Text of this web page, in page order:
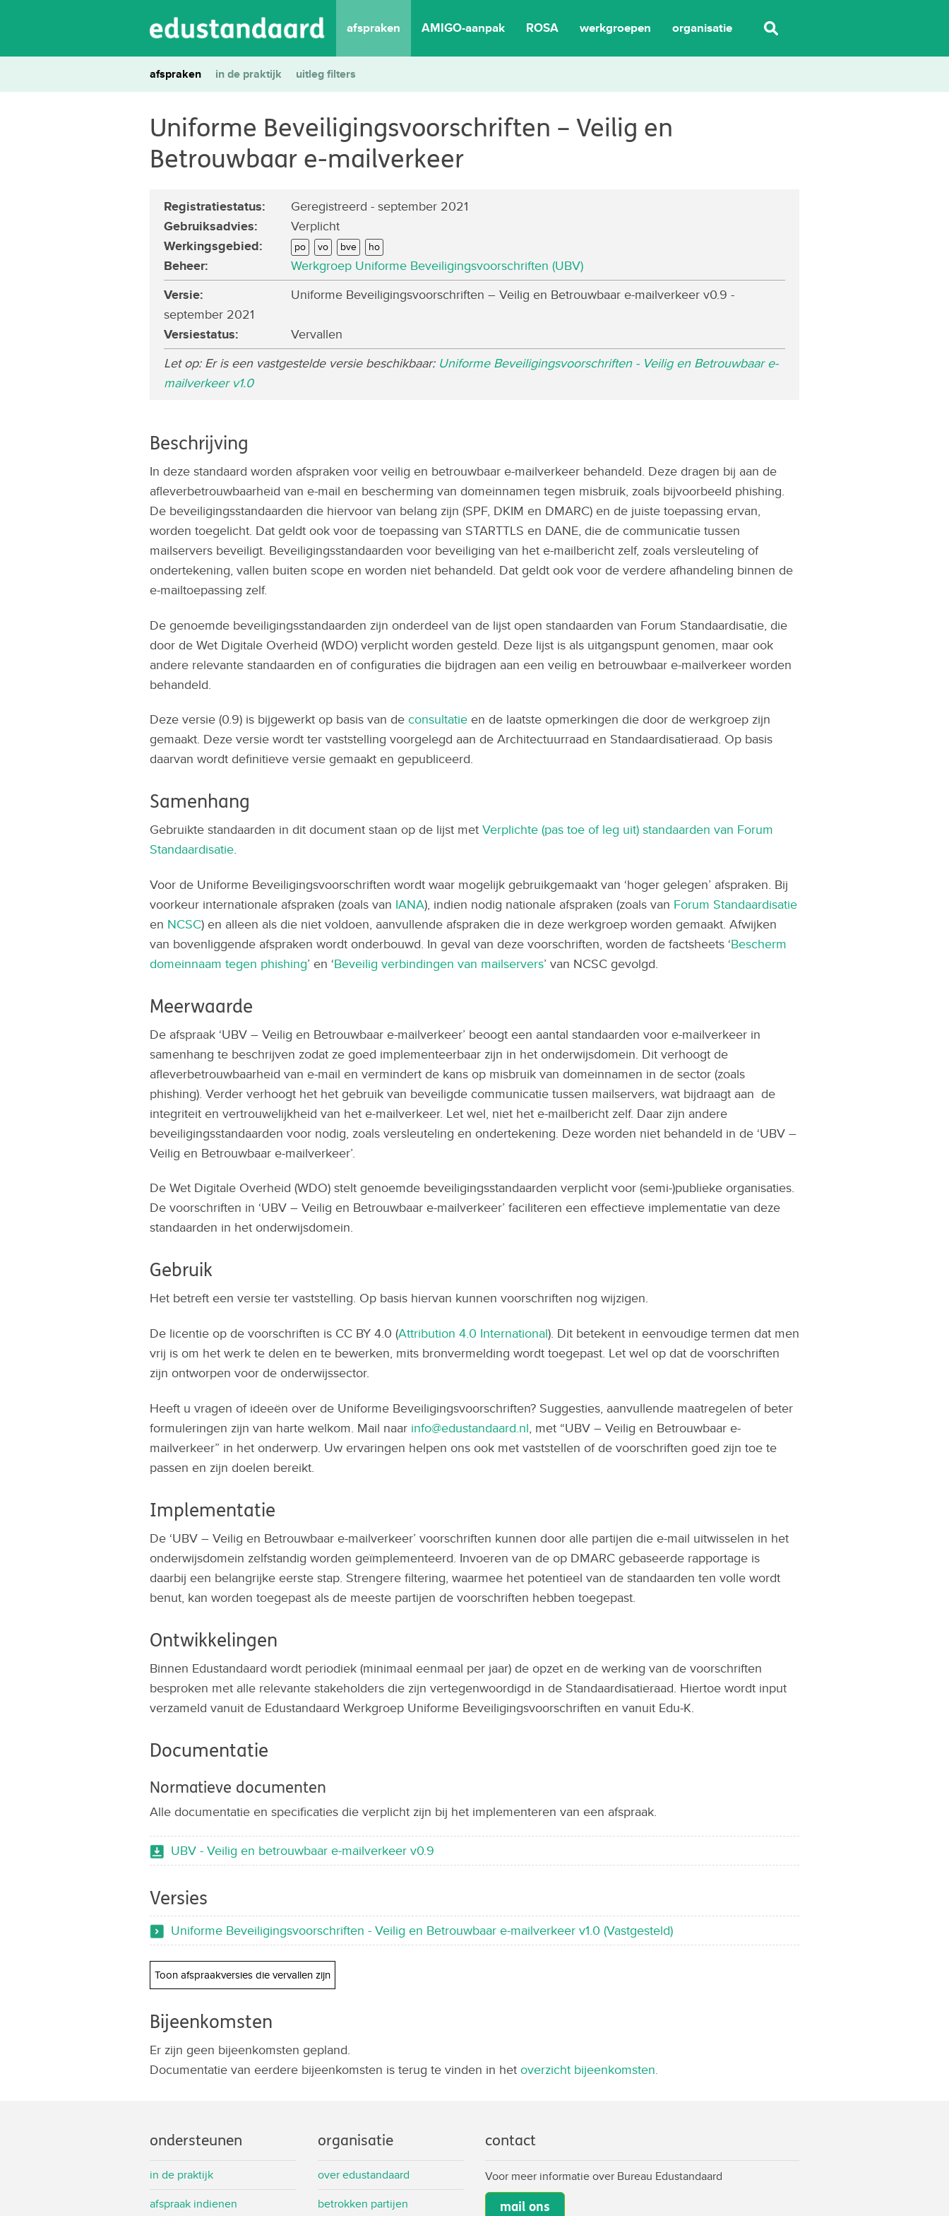
afspraken AMIGO-aanpak ROSA werkgroepen organisatie
afspraken in de praktijk uitleg filters
Uniforme Beveiligingsvoorschriften – Veilig en
Betrouwbaar e-mailverkeer
Registratiestatus: Geregistreerd - september 2021
Gebruiksadvies: Verplicht
Werkingsgebied: po vo bve ho
Beheer: Werkgroep Uniforme Beveiligingsvoorschriften (UBV)
Versie:
Uniforme Beveiligingsvoorschriften – Veilig en Betrouwbaar e-mailverkeer v0.9 -
september 2021
Versiestatus:
Vervallen
Let op: Er is een vastgestelde versie beschikbaar: Uniforme Beveiligingsvoorschriften - Veilig en Betrouwbaar e-
mailverkeer v1.0
Beschrijving
In deze standaard worden afspraken voor veilig en betrouwbaar e-mailverkeer behandeld. Deze dragen bij aan de
afleverbetrouwbaarheid van e-mail en bescherming van domeinnamen tegen misbruik, zoals bijvoorbeeld phishing.
De beveiligingsstandaarden die hiervoor van belang zijn (SPF, DKIM en DMARC) en de juiste toepassing ervan,
worden toegelicht. Dat geldt ook voor de toepassing van STARTTLS en DANE, die de communicatie tussen
mailservers beveiligt. Beveiligingsstandaarden voor beveiliging van het e-mailbericht zelf, zoals versleuteling of
ondertekening, vallen buiten scope en worden niet behandeld. Dat geldt ook voor de verdere afhandeling binnen de
e-mailtoepassing zelf.
De genoemde beveiligingsstandaarden zijn onderdeel van de lijst open standaarden van Forum Standaardisatie, die
door de Wet Digitale Overheid (WDO) verplicht worden gesteld. Deze lijst is als uitgangspunt genomen, maar ook
andere relevante standaarden en of configuraties die bijdragen aan een veilig en betrouwbaar e-mailverkeer worden
behandeld.
Deze versie (0.9) is bijgewerkt op basis van de consultatie en de laatste opmerkingen die door de werkgroep zijn
gemaakt. Deze versie wordt ter vaststelling voorgelegd aan de Architectuurraad en Standaardisatieraad. Op basis
daarvan wordt definitieve versie gemaakt en gepubliceerd.
Samenhang
Gebruikte standaarden in dit document staan op de lijst met Verplichte (pas toe of leg uit) standaarden van Forum
Standaardisatie.
Voor de Uniforme Beveiligingsvoorschriften wordt waar mogelijk gebruikgemaakt van ‘hoger gelegen’ afspraken. Bij
voorkeur internationale afspraken (zoals van IANA), indien nodig nationale afspraken (zoals van Forum Standaardisatie
en NCSC) en alleen als die niet voldoen, aanvullende afspraken die in deze werkgroep worden gemaakt. Afwijken
van bovenliggende afspraken wordt onderbouwd. In geval van deze voorschriften, worden de factsheets ‘Bescherm
domeinnaam tegen phishing’ en ‘Beveilig verbindingen van mailservers’ van NCSC gevolgd.
Meerwaarde
De afspraak ‘UBV – Veilig en Betrouwbaar e-mailverkeer’ beoogt een aantal standaarden voor e-mailverkeer in
samenhang te beschrijven zodat ze goed implementeerbaar zijn in het onderwijsdomein. Dit verhoogt de
afleverbetrouwbaarheid van e-mail en vermindert de kans op misbruik van domeinnamen in de sector (zoals
phishing). Verder verhoogt het het gebruik van beveiligde communicatie tussen mailservers, wat bijdraagt aan de
integriteit en vertrouwelijkheid van het e-mailverkeer. Let wel, niet het e-mailbericht zelf. Daar zijn andere
beveiligingsstandaarden voor nodig, zoals versleuteling en ondertekening. Deze worden niet behandeld in de ‘UBV –
Veilig en Betrouwbaar e-mailverkeer’.
De Wet Digitale Overheid (WDO) stelt genoemde beveiligingsstandaarden verplicht voor (semi-)publieke organisaties.
De voorschriften in ‘UBV – Veilig en Betrouwbaar e-mailverkeer’ faciliteren een effectieve implementatie van deze
standaarden in het onderwijsdomein.
Gebruik
Het betreft een versie ter vaststelling. Op basis hiervan kunnen voorschriften nog wijzigen.
De licentie op de voorschriften is CC BY 4.0 (Attribution 4.0 International). Dit betekent in eenvoudige termen dat men
vrij is om het werk te delen en te bewerken, mits bronvermelding wordt toegepast. Let wel op dat de voorschriften
zijn ontworpen voor de onderwijssector.
Heeft u vragen of ideeën over de Uniforme Beveiligingsvoorschriften? Suggesties, aanvullende maatregelen of beter
formuleringen zijn van harte welkom. Mail naar info@edustandaard.nl, met “UBV – Veilig en Betrouwbaar e-
mailverkeer” in het onderwerp. Uw ervaringen helpen ons ook met vaststellen of de voorschriften goed zijn toe te
passen en zijn doelen bereikt.
Implementatie
De ‘UBV – Veilig en Betrouwbaar e-mailverkeer’ voorschriften kunnen door alle partijen die e-mail uitwisselen in het
onderwijsdomein zelfstandig worden geïmplementeerd. Invoeren van de op DMARC gebaseerde rapportage is
daarbij een belangrijke eerste stap. Strengere filtering, waarmee het potentieel van de standaarden ten volle wordt
benut, kan worden toegepast als de meeste partijen de voorschriften hebben toegepast.
Ontwikkelingen
Binnen Edustandaard wordt periodiek (minimaal eenmaal per jaar) de opzet en de werking van de voorschriften
besproken met alle relevante stakeholders die zijn vertegenwoordigd in de Standaardisatieraad. Hiertoe wordt input
verzameld vanuit de Edustandaard Werkgroep Uniforme Beveiligingsvoorschriften en vanuit Edu-K.
Documentatie
Normatieve documenten
Alle documentatie en specificaties die verplicht zijn bij het implementeren van een afspraak.
UBV - Veilig en betrouwbaar e-mailverkeer v0.9
Versies
Uniforme Beveiligingsvoorschriften - Veilig en Betrouwbaar e-mailverkeer v1.0 (Vastgesteld)
Toon afspraakversies die vervallen zijn
Bijeenkomsten
Er zijn geen bijeenkomsten gepland.
Documentatie van eerdere bijeenkomsten is terug te vinden in het overzicht bijeenkomsten.
ondersteunen
in de praktijk
afspraak indienen
organisatie
over edustandaard
betrokken partijen
contact
Voor meer informatie over Bureau Edustandaard
mail ons